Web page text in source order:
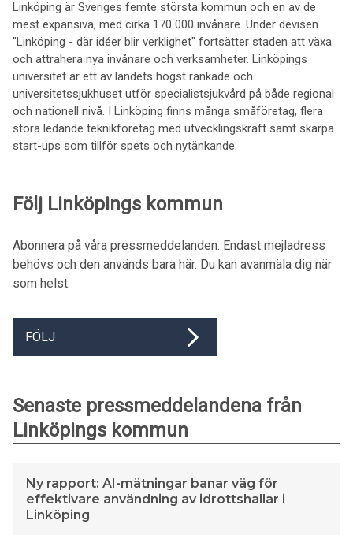
Linköping är Sveriges femte största kommun och en av de
mest expansiva, med cirka 170 000 invånare. Under devisen
"Linköping - där idéer blir verklighet" fortsätter staden att växa
och attrahera nya invånare och verksamheter. Linköpings
universitet är ett av landets högst rankade och
universitetssjukhuset utför specialistsjukvård på både regional
och nationell nivå. I Linköping finns många småföretag, flera
stora ledande teknikföretag med utvecklingskraft samt skarpa
start-ups som tillför spets och nytänkande.
Följ Linköpings kommun
Abonnera på våra pressmeddelanden. Endast mejladress
behövs och den används bara här. Du kan avanmäla dig när
som helst.
FÖLJ
Senaste pressmeddelandena från
Linköpings kommun
Ny rapport: AI-mätningar banar väg för
effektivare användning av idrottshallar i
Linköping